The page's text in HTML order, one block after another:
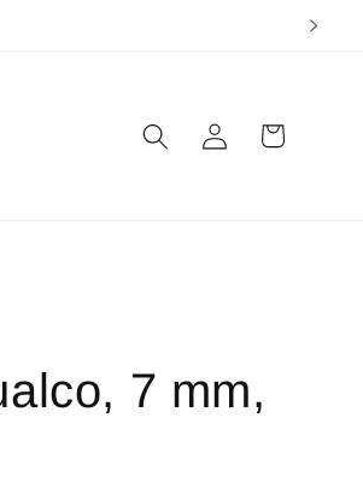
EinloggenWarenkorb
7 mm,